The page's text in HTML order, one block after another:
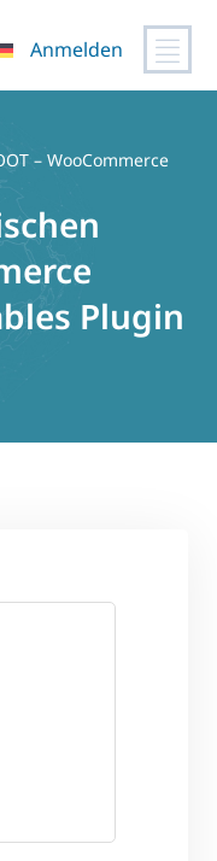
Anmelden
– WooCommerce
Plugin